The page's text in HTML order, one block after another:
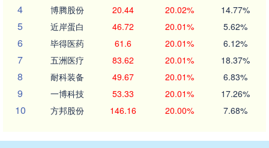
4 博腾股份 20.44 20.02% 14.77%
5 近岸蛋白 46.72 20.01% 5.62%
6 毕得医药 61.6 20.01% 6.12%
7 五洲医疗 83.62 20.01% 18.37%
8 耐科装备 49.67 20.01% 6.83%
9 一博科技 53.33 20.01% 17.26%
10 方邦股份 146.16 20.00% 7.68%